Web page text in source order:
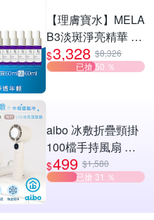
【理膚寶水】MELA
B3淡斑淨亮精華 雙
入特談組
$3,328 $8,326
已搶 50 ％
aibo 冰敷折疊頸掛
100檔手持風扇 任
選均一價
$499 $1,580
已搶 31 ％